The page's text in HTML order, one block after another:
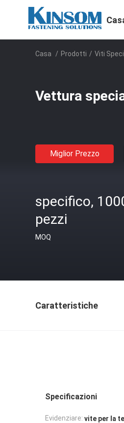
Casa / Prodotti / Viti
Vettura
Miglior Prezzo
specifico,
pezzi
MOQ
Caratteristiche
Specificazioni
Evidenziare: vite per la